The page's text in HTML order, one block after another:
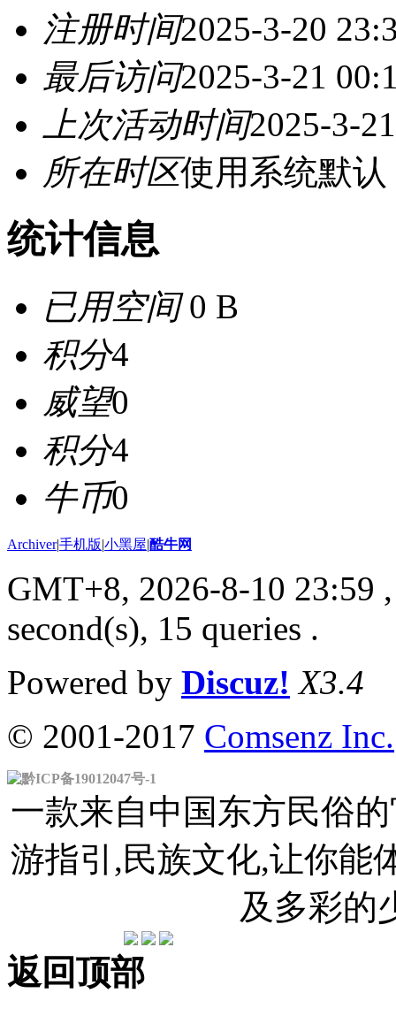
注册时间2025-3-20
最后访问2025-3-21
上次活动时间2025-3-
所在时区使用系统默认
统计信息
已用空间0 B
积分4
威望0
积分4
牛币0
Archiver|手机版|小黑屋|酷牛网
GMT+8, 2026-8-10 23:59
second(s), 15 queries .
Powered by Discuz! X3.4
© 2001-2017 Comsenz Inc.
黔ICP备19012047号-1
一款来自中国东方民俗
游指引,民族文化,让你能
及多彩的
返回顶部